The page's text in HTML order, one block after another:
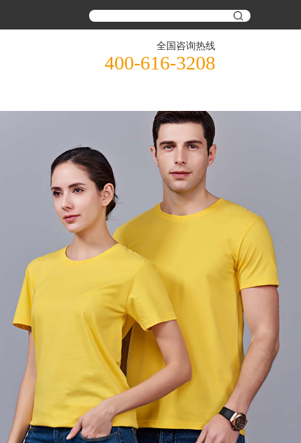
全国咨询热线
400-616-3208